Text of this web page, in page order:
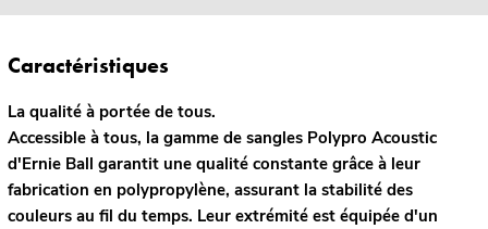
Caractéristiques
La qualité à portée de tous.
Accessible à tous, la gamme de sangles Polypro Acoustic
d'Ernie Ball garantit une qualité constante grâce à leur
fabrication en polypropylène, assurant la stabilité des
couleurs au fil du temps. Leur extrémité est équipée d'un